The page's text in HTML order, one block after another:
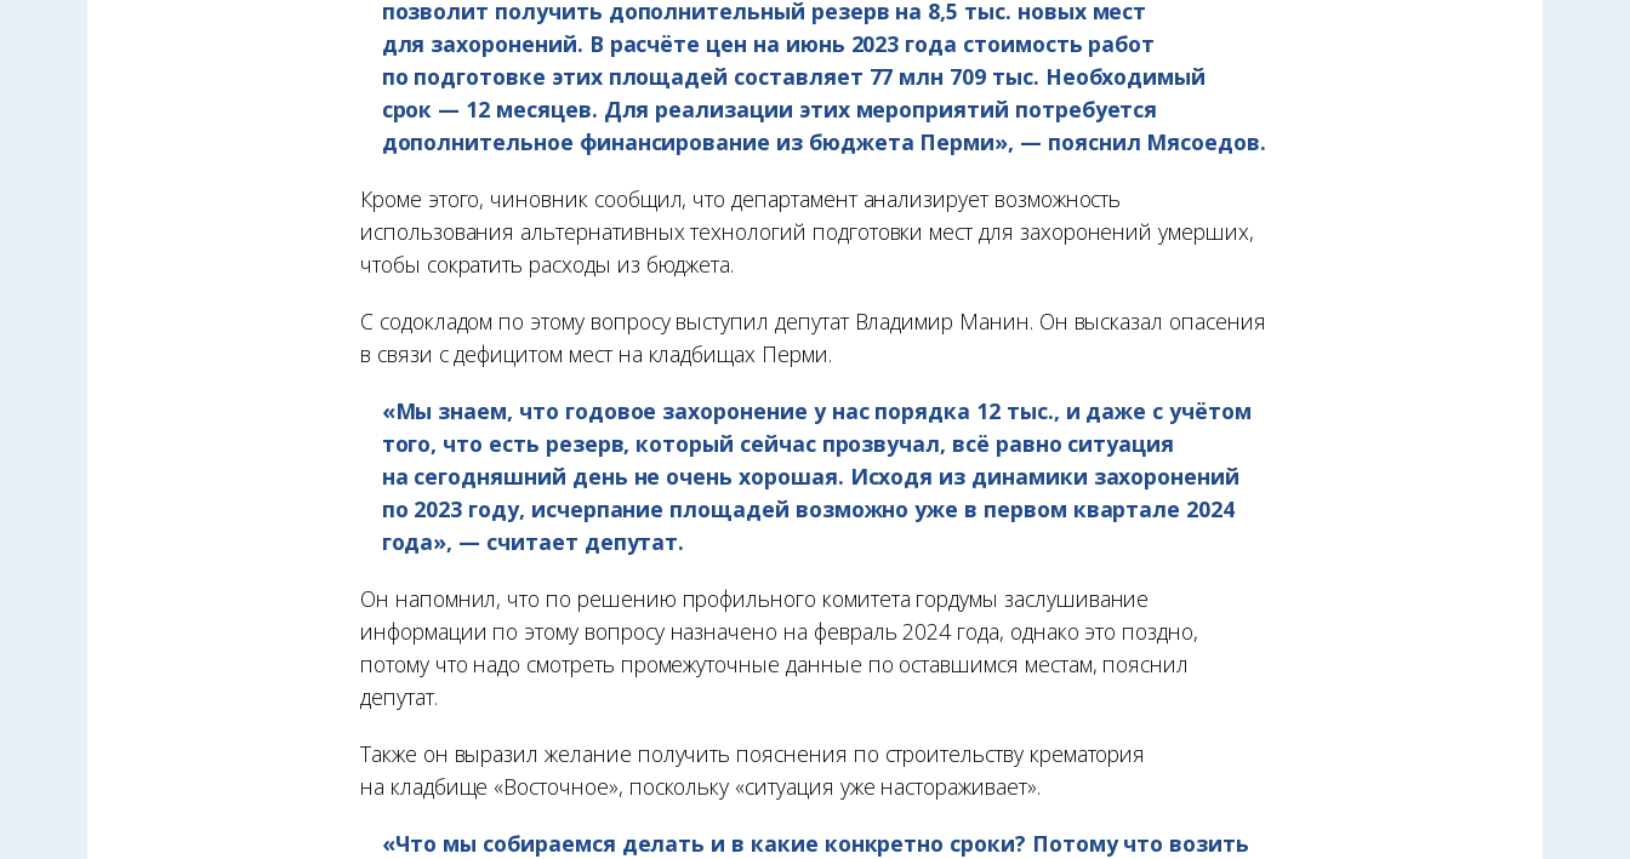
позволит получить дополнительный резерв на 8,5 тыс. новых мест
для захоронений. В расчёте цен на июнь 2023 года стоимость работ
по подготовке этих площадей составляет 77 млн 709 тыс. Необходимый
срок — 12 месяцев. Для реализации этих мероприятий потребуется
дополнительное финансирование из бюджета Перми», — пояснил Мясоедов.
Кроме этого, чиновник сообщил, что департамент анализирует возможность
использования альтернативных технологий подготовки мест для захоронений умерших,
чтобы сократить расходы из бюджета.
С содокладом по этому вопросу выступил депутат Владимир Манин. Он высказал опасения
в связи с дефицитом мест на кладбищах Перми.
«Мы знаем, что годовое захоронение у нас порядка 12 тыс., и даже с учётом
того, что есть резерв, который сейчас прозвучал, всё равно ситуация
на сегодняшний день не очень хорошая. Исходя из динамики захоронений
по 2023 году, исчерпание площадей возможно уже в первом квартале 2024
года», — считает депутат.
Он напомнил, что по решению профильного комитета гордумы заслушивание
информации по этому вопросу назначено на февраль 2024 года, однако это поздно,
потому что надо смотреть промежуточные данные по оставшимся местам, пояснил
депутат.
Также он выразил желание получить пояснения по строительству крематория
на кладбище «Восточное», поскольку «ситуация уже настораживает».
«Что мы собираемся делать и в какие конкретно сроки? Потому что возить